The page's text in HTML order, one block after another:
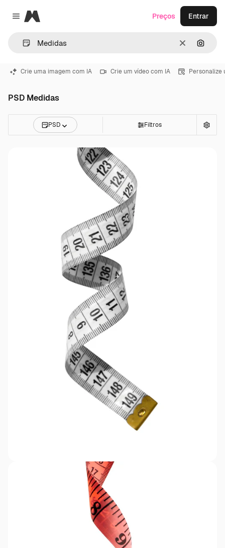
Close menu
Magnific
Limpar
Preços Entrar
Crie uma imagem com IA Crie um vídeo com IA Personalize
PSD Medidas
PSD Filtros